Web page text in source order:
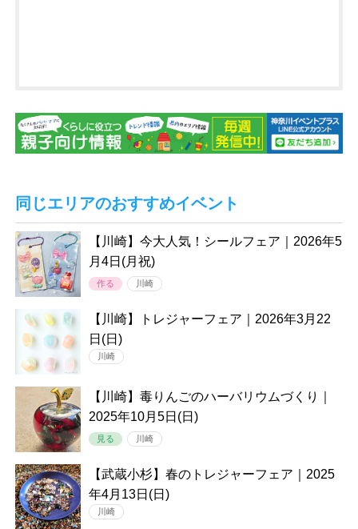
同じエリアのおすすめイベント
【川崎】今大人気！シールフェア｜2026年5
月4日(月祝)
作る 川崎
【川崎】トレジャーフェア｜2026年3月22
日(日)
川崎
【川崎】毒りんごのハーバリウムづくり｜
2025年10月5日(日)
見る 川崎
【武蔵小杉】春のトレジャーフェア｜2025
年4月13日(日)
川崎